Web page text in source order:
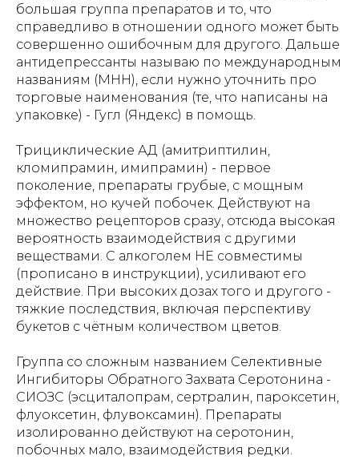
большая группа препаратов и то, что
справедливо в отношении одного может быть
совершенно ошибочным для другого. Дальше
антидепрессанты называю по международным
названиям (МНН), если нужно уточнить про
торговые наименования (те, что написаны на
упаковке) - Гугл (Яндекс) в помощь.
Трициклические АД (амитриптилин,
кломипрамин, имипрамин) - первое
поколение, препараты грубые, с мощным
эффектом, но кучей побочек. Действуют на
множество рецепторов сразу, отсюда высокая
вероятность взаимодействия с другими
веществами. С алкоголем НЕ совместимы
(прописано в инструкции), усиливают его
действие. При высоких дозах того и другого -
тяжкие последствия, включая перспективу
букетов с чётным количеством цветов.
Группа со сложным названием Селективные
Ингибиторы Обратного Захвата Серотонина -
СИОЗС (эсциталопрам, сертралин, пароксетин,
флуоксетин, флувоксамин). Препараты
изолированно действуют на серотонин,
побочных мало, взаимодействия редки.